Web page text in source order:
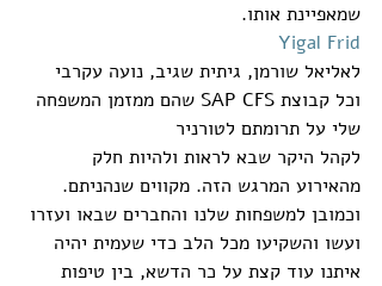
שמאפיינת אותו.
Yigal Frid
לאליאל שורמן, גיתית שגיב, נועה עקרבי
וכל קבוצת SAP CFS שהם ממזמן המשפחה
שלי על תרומתם לטורניר
לקהל היקר שבא לראות ולהיות חלק
מהאירוע המרגש הזה. מקווים שנהניתם.
וכמובן למשפחות שלנו והחברים שבאו ועזרו
ועשו והשקיעו מכל הלב כדי שעמית יהיה
איתנו עוד קצת על כר הדשא, בין טיפות